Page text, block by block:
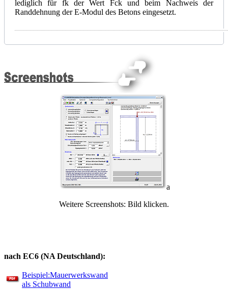
lediglich für fk der Wert Fck und beim Nachweis der
Randdehnung der E-Modul des Betons eingesetzt.
a
Weitere Screenshots: Bild klicken.
nach EC6 (NA Deutschland):
Beispiel:Mauerwerkswand
als Schubwand